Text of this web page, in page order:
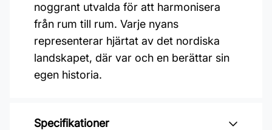
noggrant utvalda för att harmonisera
från rum till rum. Varje nyans
representerar hjärtat av det nordiska
landskapet, där var och en berättar sin
egen historia.
Specifikationer